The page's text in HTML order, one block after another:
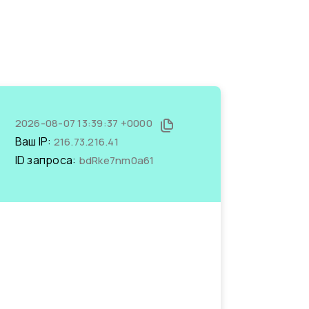
2026-08-07 13:39:37 +0000
Ваш IP: 216.73.216.41
ID запроса: bdRke7nm0a61